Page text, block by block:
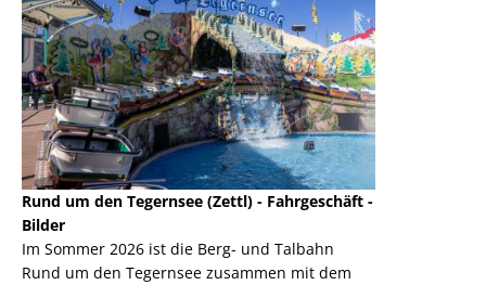
Rund um den Tegernsee (Zettl) - Fahrgeschäft -
Bilder
Im Sommer 2026 ist die Berg- und Talbahn
Rund um den Tegernsee zusammen mit dem